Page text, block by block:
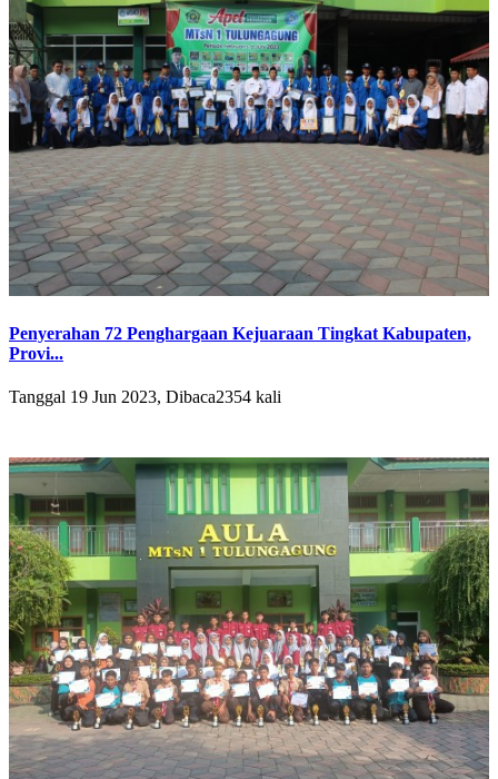
Penyerahan 72 Penghargaan Kejuaraan Tingkat Kabupaten,
Provi...
Tanggal 19 Jun 2023, Dibaca2354 kali